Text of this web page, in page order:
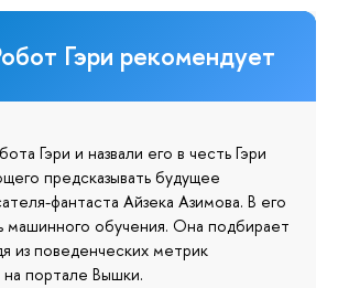
Гэри рекомендует
Гэри и назвали его в честь Гэри
предсказывать будущее
фантаста Айзека Азимова. В его
машинного обучения. Она подбирает
из поведенческих метрик
на портале Вышки.